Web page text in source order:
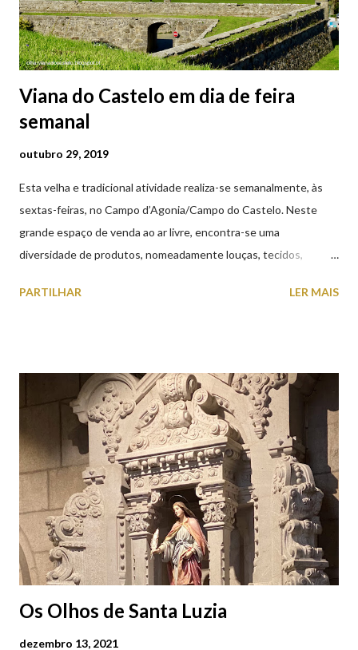
Viana do Castelo em dia de feira
semanal
outubro 29, 2019
Esta velha e tradicional atividade realiza-se semanalmente, às
sextas-feiras, no Campo d’Agonia/Campo do Castelo. Neste
grande espaço de venda ao ar livre, encontra-se uma
diversidade de produtos, nomeadamente louças, tecidos,
cobres entre muitos outros. Horário de funcionamento | Verão
(2019.10.25) Feira Semanal em Viana do Castelo (2019.10.25)
Feira Semanal em Viana do Castelo (2019.10.25) Feira Semanal
em Viana do Castelo (2019.10.25) Feira Semanal em Viana do
Castelo (2019.10.25) Feira Semanal em Viana do Castelo
(2019.10.25)
PARTILHAR LER MAIS
Os Olhos de Santa Luzia
dezembro 13, 2021